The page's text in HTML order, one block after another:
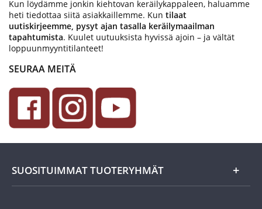
Kun löydämme jonkin kiehtovan keräilykappaleen, haluamme
heti tiedottaa siitä asiakkaillemme. Kun tilaat
uutiskirjeemme, pysyt ajan tasalla keräilymaailman
tapahtumista. Kuulet uutuuksista hyvissä ajoin – ja vältät
loppuunmyyntitilanteet!
SEURAA MEITÄ
SUOSITUIMMAT TUOTERYHMÄT